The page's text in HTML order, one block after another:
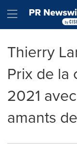
Hamburger
Thierry
Prix de la
2021
amants